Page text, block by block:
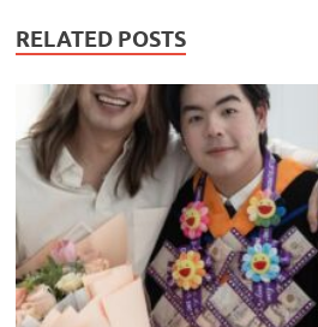
RELATED POSTS